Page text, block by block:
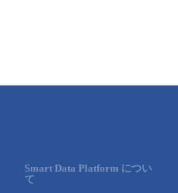
Smart Data Platform につい
て